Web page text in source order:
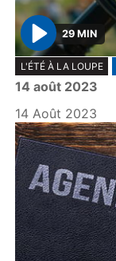
P
l
a
y
29 MIN
L'ÉTÉ À LA LOUPE
14 août 2023
14 Août 2023